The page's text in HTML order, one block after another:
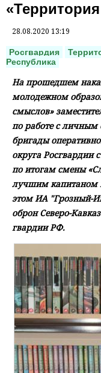
28.08.2020 13:19
Росгвардия
Республика
На прошедшем
молодежном
смыслов»
по работе с личным
бригады
округа Росгвардии
по итогам смены
лучшим капитаном
этом ИА "Грозный-
оброн Северо-
гвардии РФ.